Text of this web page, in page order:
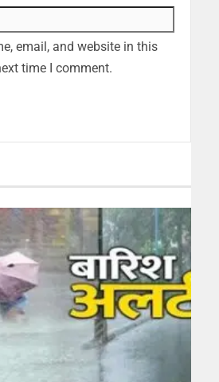
email, and website in this
time I comment.